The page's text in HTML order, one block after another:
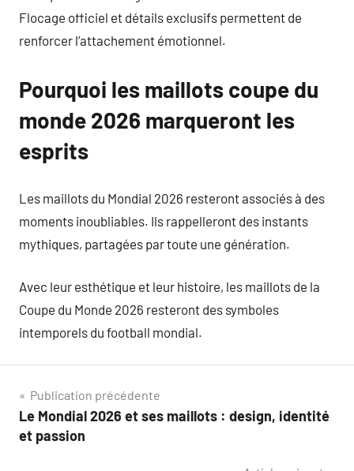
Flocage officiel et détails exclusifs permettent de
renforcer l’attachement émotionnel.
Pourquoi les maillots coupe du
monde 2026 marqueront les
esprits
Les maillots du Mondial 2026 resteront associés à des
moments inoubliables. Ils rappelleront des instants
mythiques, partagées par toute une génération.
Avec leur esthétique et leur histoire, les maillots de la
Coupe du Monde 2026 resteront des symboles
intemporels du football mondial.
Navigation
de
Publication précédente
Le Mondial 2026 et ses maillots : design, identité
et passion